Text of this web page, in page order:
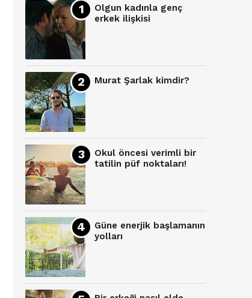
Olgun kadınla genç
erkek ilişkisi
Murat Şarlak kimdir?
Okul öncesi verimli bir
tatilin püf noktaları!
Güne enerjik başlamanın
yolları